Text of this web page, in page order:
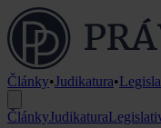
Články•Judikatura•
ČlánkyJudikatura